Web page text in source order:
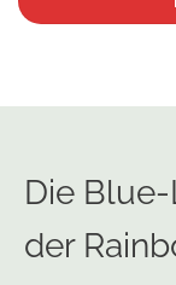
Die
der